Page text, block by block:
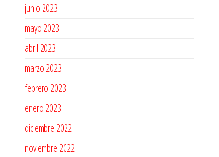
junio 2023
mayo 2023
abril 2023
marzo 2023
febrero 2023
enero 2023
diciembre 2022
noviembre 2022